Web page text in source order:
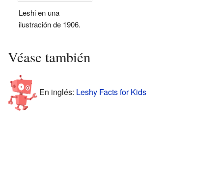
Leshi en una
ilustración de 1906.
Véase también
En inglés: Leshy Facts for Kids